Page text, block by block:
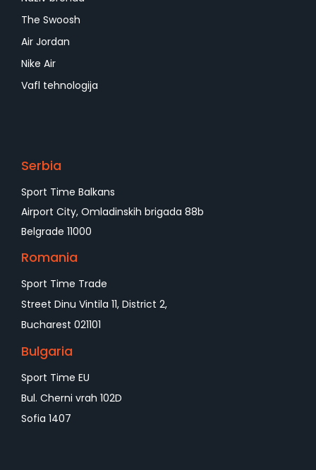
The Swoosh
Air Jordan
Nike Air
Vafl tehnologija
Serbia
Sport Time Balkans
Airport City, Omladinskih brigada 88b
Belgrade 11000
Romania
Sport Time Trade
Street Dinu Vintila 11, District 2,
Bucharest 021101
Bulgaria
Sport Time EU
Bul. Cherni vrah 102D
Sofia 1407